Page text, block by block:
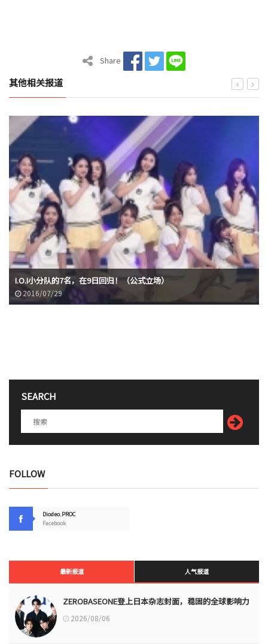
Share
其他相关报道
I.O.I小分队的7名，在9日回归！（公式立场）
2016/07/29
SEARCH
FOLLOW
Diodeo.PROC
Facebook
最新报道 人气报道
ZEROBASEONE登上日本杂志封面，稳固的全球影响力
2026/08/06